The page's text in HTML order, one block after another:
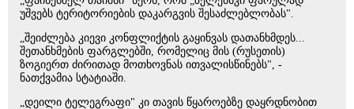
უშვებს ტერიტორიების დაკარგვის შესაძლებლობას".
„შეიძლება კიევი კონფლიქტის გაყინვას დათანხმდეს...
შეთანხმების ფარგლებში, რომელიც მის (რუსეთის)
ზოგიერთ ძირითად მოთხოვნას ითვალისწინებს", -
ნათქვამია სტატიაში.
„დეილი ტელეგრაფი" კი თავის წყაროებზე დაყრდნობით